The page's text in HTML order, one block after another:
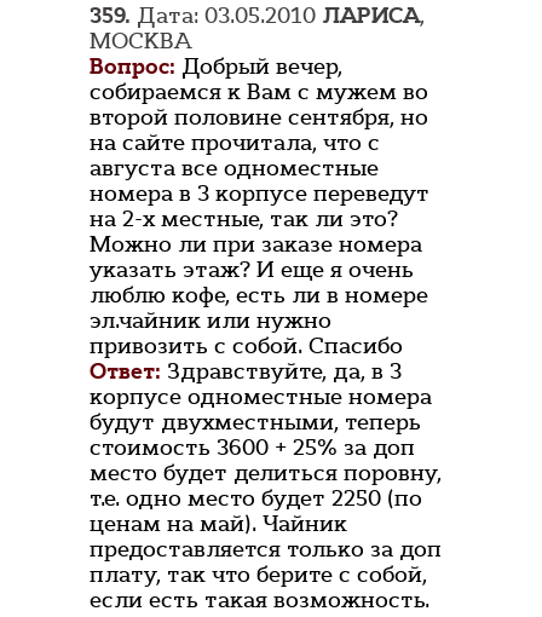
359. Дата: 03.05.2010 ЛАРИСА,
МОСКВА
Вопрос: Добрый вечер,
собираемся к Вам с мужем во
второй половине сентября, но
на сайте прочитала, что с
августа все одноместные
номера в 3 корпусе переведут
на 2-х местные, так ли это?
Можно ли при заказе номера
указать этаж? И еще я очень
люблю кофе, есть ли в номере
эл.чайник или нужно
привозить с собой. Спасибо
Ответ: Здравствуйте, да, в 3
корпусе одноместные номера
будут двухместными, теперь
стоимость 3600 + 25% за доп
место будет делиться поровну,
т.е. одно место будет 2250 (по
ценам на май). Чайник
предоставляется только за доп
плату, так что берите с собой,
если есть такая возможность.